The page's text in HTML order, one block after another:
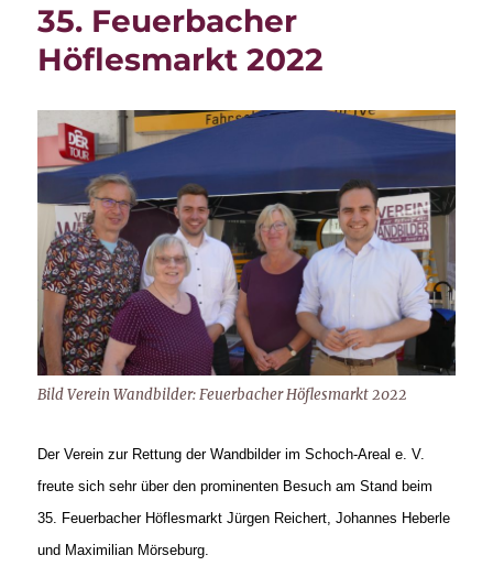
35. Feuerbacher
Höflesmarkt 2022
Bild Verein Wandbilder: Feuerbacher Höflesmarkt 2022
Der Verein zur Rettung der Wandbilder im Schoch-Areal e. V.
freute sich sehr über denprominenten Besuch am Stand beim
35. Feuerbacher Höflesmarkt Jürgen Reichert, Johannes Heberle
und Maximilian Mörseburg.